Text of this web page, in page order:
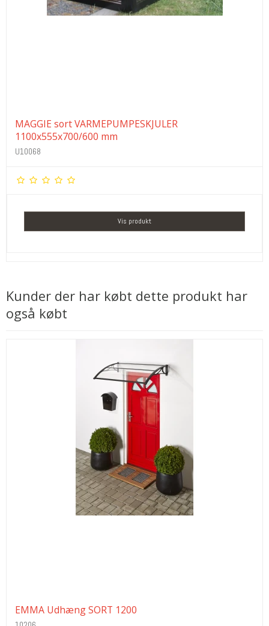
MAGGIE sort VARMEPUMPESKJULER
1100x555x700/600 mm
U10068
Vis produkt
Kunder der har købt dette produkt har
også købt
EMMA Udhæng SORT 1200